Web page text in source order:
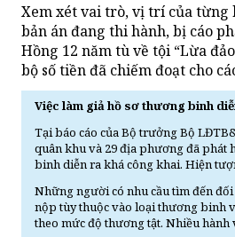
Xem xét vai trò, vị trí của từng
bản án đang thi hành, bị cáo
Hồng 12 năm tù về tội “Lừa
bộ số tiền đã chiếm đoạt cho
Việc làm giả hồ sơ thương binh
Tại báo cáo của Bộ trưởng Bộ
quân khu và 29 địa phương đã phát
binh diễn ra khá công khai. Hiện
Những người có nhu cầu tìm đến
nộp tùy thuộc vào loại thương binh
theo mức độ thương tật. Nhiều